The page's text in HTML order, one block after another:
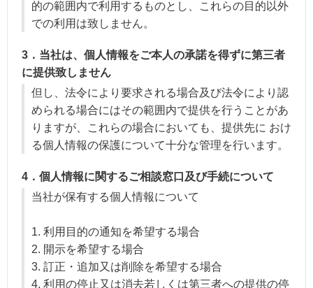
的の範囲内で利用するものとし、これらの目的以外
での利用は致しません。
3．当社は、個人情報をご本人の承諾を得ずに第三者
に提供致しません
但し、法令により要求される場合及び法令により認
められる場合にはその範囲内で提供を行うことがあ
りますが、これらの場合においても、提供先に おけ
る個人情報の保護について十分な管理を行います。
4．個人情報に関するご相談窓口及び手続について
当社が保有する個人情報について
1. 利用目的の通知を希望する場合
2. 開示を希望する場合
3. 訂正・追加又は削除を希望する場合
4. 利用の停止又は消去若しくは第三者への提供の停